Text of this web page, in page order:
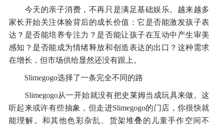
今天的亲子消费，不再只是满足基础娱乐。越来越多
家长开始关注体验背后的成长价值：它是否能激发孩子表
达？是否能培养专注力？是否能让孩子在互动中产生审美
感知？是否能成为情绪释放和创造表达的出口？这种需求
在增长，但市场供给显然还没有跟上。
Slimegogo选择了一条完全不同的路
Slimegogo从一开始就没有把史莱姆当成玩具来做。这
听起来或许有些抽象，但走进Slimegogo的门店，你很快就
能理解。和其他色彩杂乱、货架堆叠的儿童手作空间不